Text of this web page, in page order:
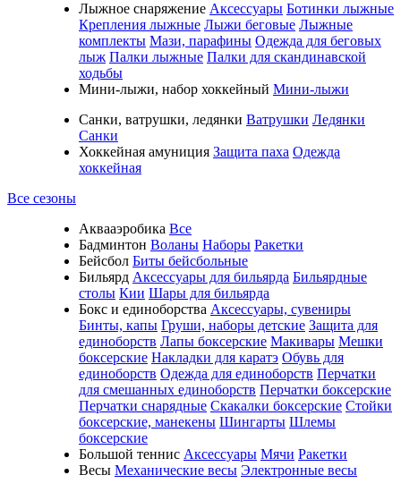
Лыжное снаряжение Аксессуары Ботинки лыжные
Крепления лыжные Лыжи беговые Лыжные
комплекты Мази, парафины Одежда для беговых
лыж Палки лыжные Палки для скандинавской
ходьбы
Мини-лыжи, набор хоккейный Мини-лыжи
Санки, ватрушки, ледянки Ватрушки Ледянки
Санки
Хоккейная амуниция Защита паха Одежда
хоккейная
Все сезоны
Аквааэробика Все
Бадминтон Воланы Наборы Ракетки
Бейсбол Биты бейсбольные
Бильярд Аксессуары для бильярда Бильярдные
столы Кии Шары для бильярда
Бокс и единоборства Аксессуары, сувениры
Бинты, капы Груши, наборы детские Защита для
единоборств Лапы боксерские Макивары Мешки
боксерские Накладки для каратэ Обувь для
единоборств Одежда для единоборств Перчатки
для смешанных единоборств Перчатки боксерские
Перчатки снарядные Скакалки боксерские Стойки
боксерские, манекены Шингарты Шлемы
боксерские
Большой теннис Аксессуары Мячи Ракетки
Весы Механические весы Электронные весы